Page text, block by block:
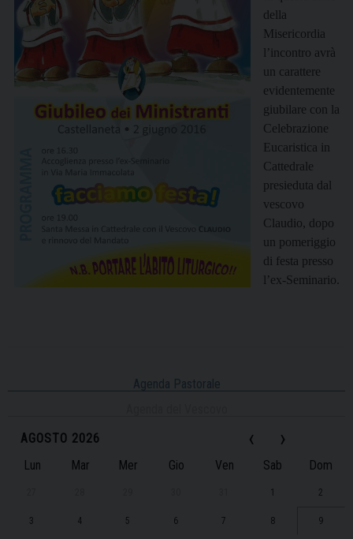
della
Misericordia
l’incontro avrà
un carattere
evidentemente
giubilare con la
Celebrazione
Eucaristica in
Cattedrale
presieduta dal
vescovo
Claudio, dopo
un pomeriggio
di festa presso
l’ex-Seminario.
Agenda Pastorale
‹
AGOSTO 2026 ›
Lun Mar Mer Gio Ven Sab Dom
1 2
3 4 5 6 7 8 9